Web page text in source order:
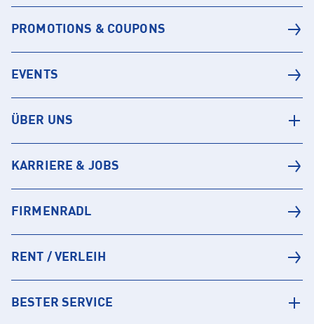
PROMOTIONS & COUPONS
EVENTS
ÜBER UNS
KARRIERE & JOBS
FIRMENRADL
RENT / VERLEIH
BESTER SERVICE